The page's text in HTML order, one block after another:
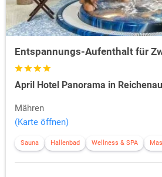
Entspannungs-Aufenthalt für
April Hotel Panorama in Reichenau
Mähren
(Karte öffnen)
Sauna Hallenbad Wellness & SPA